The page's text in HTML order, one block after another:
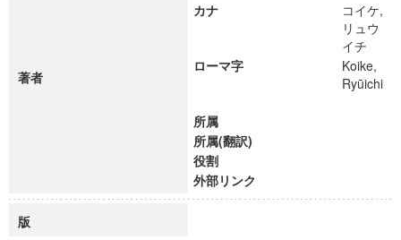
著者
カナ
コイケ,
リュウ
イチ
ローマ字
Koike,
Ryūichi
所属
所属(翻訳)
役割
外部リンク
版